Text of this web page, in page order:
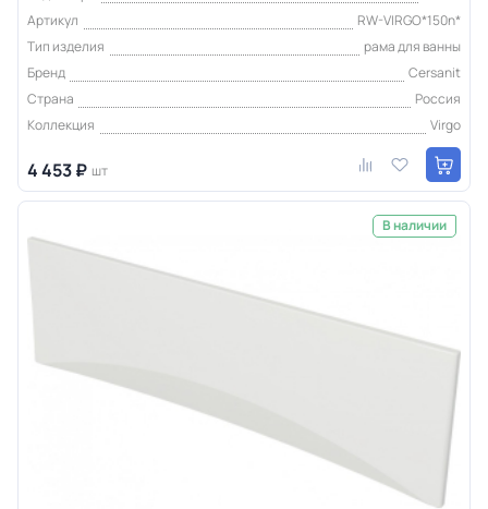
Артикул
RW-VIRGO*150n*
Тип изделия
рама для ванны
Бренд
Cersanit
Страна
Россия
Коллекция
Virgo
4 453 ₽ шт
В наличии